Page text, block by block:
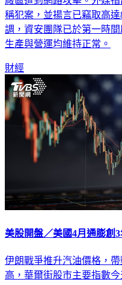
稱犯案，並揚言已竊取高
調，資安團隊已於第一時
生產與營運均維持正常。
財經
美股開盤／美國4月通膨
伊朗戰爭推升汽油價格，
高，華爾街股市主要指數今